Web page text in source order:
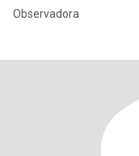
Observadora